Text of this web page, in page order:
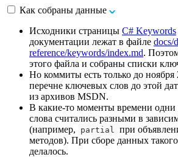
Как собраны данные
Исходники страницы C# Keywords
документации лежат в файле docs/
reference/keywords/index.md.
этого файла и собраны списки
Но коммиты есть только до
перечне ключевых слов до этой
из архивов MSDN.
В какие-то моменты времени
слова считались разными в
(например,
partial
при
методов). При сборе данных
делалось.